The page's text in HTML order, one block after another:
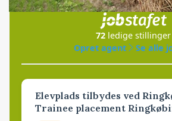
i samarbejde med
72 ledige stillinger
Opret agent
Se alle
Elevplads tilbydes ved
Trainee placement